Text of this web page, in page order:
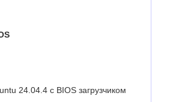
24.04.4 с BIOS загрузчиком